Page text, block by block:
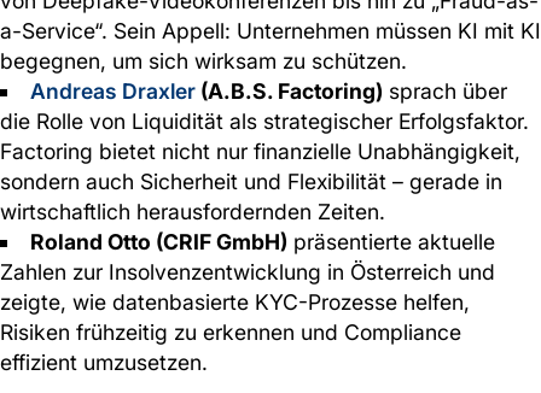
a-Service“. Sein Appell: Unternehmen müssen KI mit KI
begegnen, um sich wirksam zu schützen.
Andreas Draxler (A.B.S. Factoring) sprach über
die Rolle von Liquidität als strategischer Erfolgsfaktor.
Factoring bietet nicht nur finanzielle Unabhängigkeit,
sondern auch Sicherheit und Flexibilität – gerade in
wirtschaftlich herausfordernden Zeiten.
Roland Otto (CRIF GmbH) präsentierte aktuelle
Zahlen zur Insolvenzentwicklung in Österreich und
zeigte, wie datenbasierte KYC-Prozesse helfen,
Risiken frühzeitig zu erkennen und Compliance
effizient umzusetzen.